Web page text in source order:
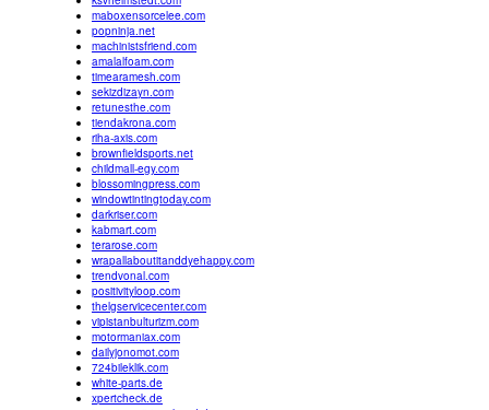
maboxensorcelee.com
popninja.net
machinistsfriend.com
amalalfoam.com
timearamesh.com
sekizdizayn.com
retunesthe.com
tiendakrona.com
riha-axis.com
brownfieldsports.net
childmall-egy.com
blossomingpress.com
windowtintingtoday.com
darkriser.com
kabmart.com
terarose.com
wrapallaboutitanddyehappy.com
trendvonal.com
positivityloop.com
thelgservicecenter.com
vipistanbulturizm.com
motormaniax.com
dailyjonomot.com
724bileklik.com
white-parts.de
xpertcheck.de